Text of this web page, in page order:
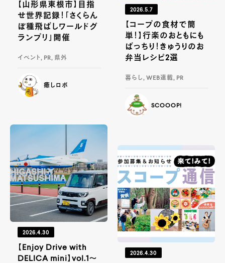
【山形県東根市】目指
せ世界記録！「さくらん
ぼ種飛ばしワールドグ
ランプリ」開催
イベント, PR, 県外
癒しロボ
2026.5.7
【コープの食材で簡
単！】行楽のおともにも
ばっちり！きゅうりのお
弁当レシピ2選
暮らし, WEB連載, PR
SCOOOP!
2026.4.30
【Enjoy Drive with
DELICA mini】vol.1～
2026.4.30